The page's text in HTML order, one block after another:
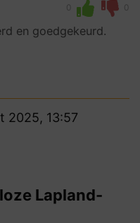
0 0
en goedgekeurd.
2025, 13:57
Lapland-